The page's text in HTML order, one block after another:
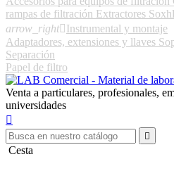
rampas de filtración Extractores
arrow_right Instrumental y montaje
Adaptadores, extensiones y llaves
Separación
Papel de filtro
Venta a particulares, profesionales,
universidades


Cesta